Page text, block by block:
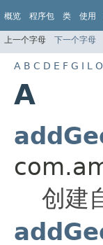
概览 程序包 类 使用
上一个字母 下一个字母
A B C D E F G I L O
A
创建